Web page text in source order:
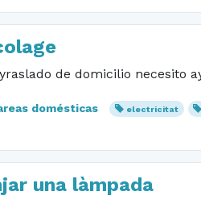
de domicilio necesito
domésticas electricitat
una làmpada